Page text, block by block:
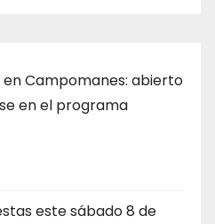
Campomanes: abierto
en el programa
este sábado 8 de